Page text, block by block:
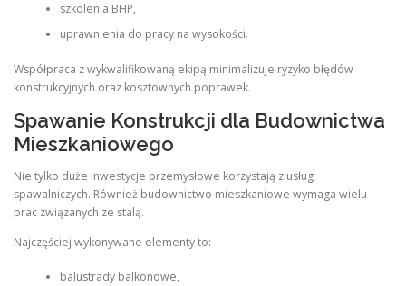
szkolenia BHP,
uprawnienia do pracy na wysokości.
Współpraca z wykwalifikowaną ekipą minimalizuje ryzyko błędów
konstrukcyjnych oraz kosztownych poprawek.
Spawanie Konstrukcji dla Budownictwa
Mieszkaniowego
Nie tylko duże inwestycje przemysłowe korzystają z usług
spawalniczych. Również budownictwo mieszkaniowe wymaga wielu
prac związanych ze stalą.
Najczęściej wykonywane elementy to:
balustrady balkonowe,